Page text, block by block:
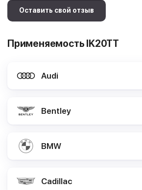
Оставить свой отзыв
Применяемость IK20TT
Audi
Bentley
BMW
Cadillac